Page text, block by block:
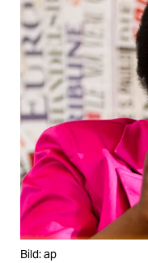
Bild: ap